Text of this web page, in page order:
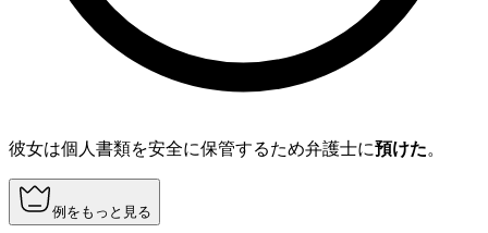
彼女は個人書類を安全に保管するため弁護士に預けた。
例をもっと見る